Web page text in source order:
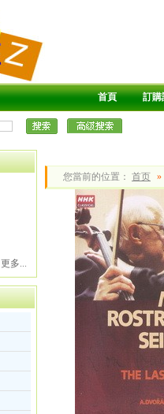
首頁 訂購
更多...
您當前的位置： 首页 »